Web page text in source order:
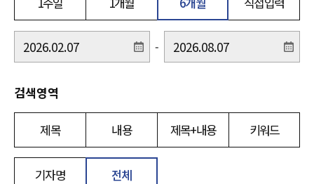
-
검색영역
제목 내용 제목+내용 키워드
기자명 전체